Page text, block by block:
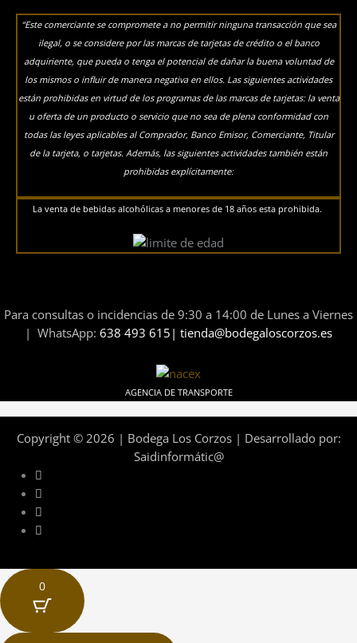
“Este comerciante se compromete a no permitir ninguna transacción que sea
ilegal, o se considere por las marcas de tarjetas de crédito o el banco
adquiriente, que pueda o tenga el potencial de dañar la buena voluntad de
los mismos o influir de manera negativa en ellos. Las siguientes actividades
están prohibidas en virtud de los programas de las marcas de tarjetas: la venta
u oferta de un producto o servicio que no sea de plena conformidad con
todas las leyes aplicables al Comprador, Banco Emisor, Comerciante, Titular
de la tarjeta, o tarjetas. Además, las siguientes actividades también están
prohibidas explícitamente:
La venta de bebidas alcohólicas a menores de 18 años esta prohibida.
Para consultas o incidencias de 9:30 a 14:00 de Lunes a Viernes
| WhatsApp: 638 493 615| tienda@bodegaloscorzos.es
AGENCIA DE TRANSPORTE
Copyright © 2026 | Bodega Los Corzos | Desarrollado por:
Saidinformátic@
0